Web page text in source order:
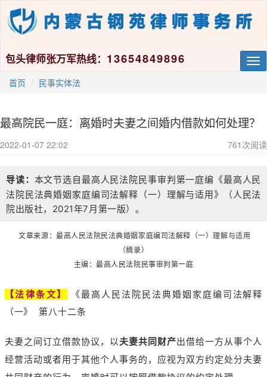
包头律师张万军热线： 13654849896
首页 民事实体法
最高院民一庭：离婚时夫妻之间婚内借款如何处理？
2022-01-07 22:02 761 次阅读
导读： 本文节选自最高人民法院民事审判第一庭编《最高人民
法院民法典婚姻家庭编司法解释（一）理解与适用》（人民法
院出版社，2021年7月第一版）。
文章来源：最高人民法院民法典婚姻家庭编司法解释（一）理解与适用
（摘录）
主编：最高人民法院民事审判第一庭
【法律条文】
《最高人民法院民法典婚姻家庭编司法解释
（一》
第八十二条
夫妻之间订立借款协议，以 夫妻共同财产出借给一方从事个人
经营活动或者用于其他个人事务的，应视为双方约定处分夫妻